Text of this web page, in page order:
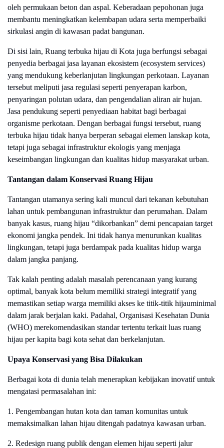
oleh permukaan beton dan aspal. Keberadaan pepohonan juga
membantu meningkatkan kelembapan udara serta memperbaiki
sirkulasi angin di kawasan padat bangunan.
Di sisi lain, Ruang terbuka hijau di Kota juga berfungsi sebagai
penyedia berbagai jasa layanan ekosistem (ecosystem services)
yang mendukung keberlanjutan lingkungan perkotaan. Layanan
tersebut meliputi jasa regulasi seperti penyerapan karbon,
penyaringan polutan udara, dan pengendalian aliran air hujan.
Jasa pendukung seperti penyediaan habitat bagi berbagai
organisme perkotaan. Dengan berbagai fungsi tersebut, ruang
terbuka hijau tidak hanya berperan sebagai elemen lanskap kota,
tetapi juga sebagai infrastruktur ekologis yang menjaga
keseimbangan lingkungan dan kualitas hidup masyarakat urban.
Tantangan dalam Konservasi Ruang Hijau
Tantangan utamanya sering kali muncul dari tekanan kebutuhan
lahan untuk pembangunan infrastruktur dan perumahan. Dalam
banyak kasus, ruang hijau “dikorbankan” demi pencapaian target
ekonomi jangka pendek. Ini tidak hanya menurunkan kualitas
lingkungan, tetapi juga berdampak pada kualitas hidup warga
dalam jangka panjang.
Tak kalah penting adalah masalah perencanaan yang kurang
optimal, banyak kota belum memiliki strategi integratif yang
memastikan setiap warga memiliki akses ke titik-titik hijauminimal
dalam jarak berjalan kaki. Padahal, Organisasi Kesehatan Dunia
(WHO) merekomendasikan standar tertentu terkait luas ruang
hijau per kapita bagi kota sehat dan berkelanjutan.
Upaya Konservasi yang Bisa Dilakukan
Berbagai kota di dunia telah menerapkan kebijakan inovatif untuk
mengatasi permasalahan ini:
1. Pengembangan hutan kota dan taman komunitas untuk
memaksimalkan lahan hijau ditengah padatnya kawasan urban.
2. Redesign ruang publik dengan elemen hijau seperti jalur